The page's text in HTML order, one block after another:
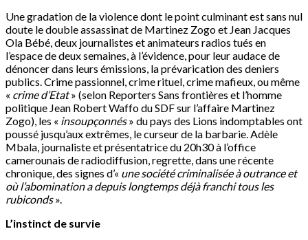
Une gradation de la violence dont le point culminant est sans nul
doute le double assassinat de Martinez Zogo et Jean Jacques
Ola Bébé, deux journalistes et animateurs radios tués en
l’espace de deux semaines, à l’évidence, pour leur audace de
dénoncer dans leurs émissions, la prévarication des deniers
publics. Crime passionnel, crime rituel, crime mafieux, ou même
« crime d’Etat» (selon Reporters Sans frontières et l’homme
politique Jean Robert Waffo du SDF sur l’affaire Martinez
Zogo), les « insoupçonnés» du pays des Lions indomptables ont
poussé jusqu’aux extrêmes, le curseur de la barbarie. Adèle
Mbala, journaliste et présentatrice du 20h30 à l’office
camerounais de radiodiffusion, regrette, dans une récente
chronique, des signes d’« une société criminalisée à outrance et
où l’abomination a depuis longtemps déjà franchi tous les
rubiconds».
L’instinct de survie